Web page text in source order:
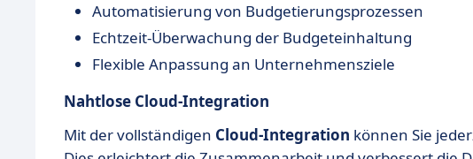
Automatisierung von Budgetierungsprozessen
Echtzeit-Überwachung der Budgeteinhaltung
Flexible Anpassung an Unternehmensziele
Nahtlose Cloud-Integration
Mit der vollständigen Cloud-Integration können Sie